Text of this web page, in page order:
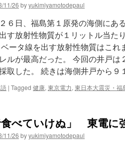
11/26 byyukimiyamotodepaul
６日、福島第１原発の海側にあ
す放射性物質が１リットル当た
ータ線を出す放射性物質はこ
ルが最高だった。 今回の井戸
取した。 続きは海側井戸から
| Tagged 健康, 東京電力, 東日本大震災・福
食べていけぬ」 東電に
11/26 byyukimiyamotodepaul